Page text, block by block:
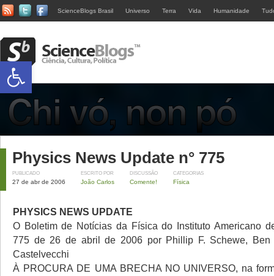
ScienceBlogs Brasil Universo Terra Vida Humanidade
Physics News Update n° 775
PUBLICADO
27 de abr de 2006
ESCRITO POR
João Carlos
DISCUSSÃO
Comente!
CATEGORIAS
Física
PHYSICS NEWS UPDATE
O Boletim de Notícias da Física do Instituto Americano
775 de 26 de abril de 2006 por Phillip F. Schewe, Ben
Castelvecchi
À PROCURA DE UMA BRECHA NO UNIVERSO, na
Abrir a barra de ferramentas